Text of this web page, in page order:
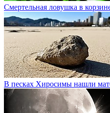
Смертельная ловушка в
В песках Хиросимы нашли